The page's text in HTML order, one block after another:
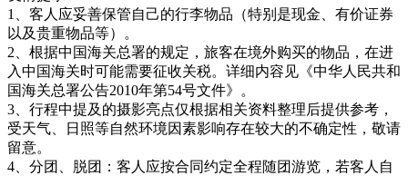
1、客人应妥善保管自己的行李物品（特别是现金、有价证券
以及贵重物品等）。
2、根据中国海关总署的规定，旅客在境外购买的物品，在进
入中国海关时可能需要征收关税。详细内容见《中华人民共和
国海关总署公告2010年第54号文件》。
3、行程中提及的摄影亮点仅根据相关资料整理后提供参考，
受天气、日照等自然环境因素影响存在较大的不确定性，敬请
留意。
4、分团、脱团：客人应按合同约定全程随团游览，若客人自